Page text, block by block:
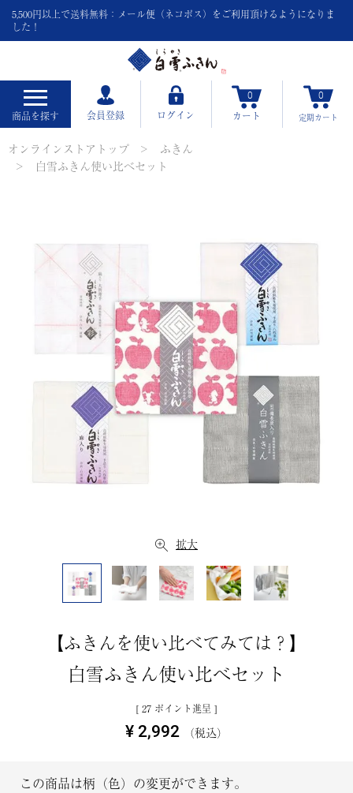
5,500円以上で送料無料：メール便（ネコポス）をご利用頂けるようになりま
した！
商品を探す 会員登録 ログイン
0
カート
0
定期カート
オンラインストアトップ
ふきん
白雪ふきん使い比べセット
拡大
【ふきんを使い比べてみては？】
白雪ふきん使い比べセット
[ 27 ポイント進呈 ]
¥2,992 税込
この商品は柄（色）の変更ができます。